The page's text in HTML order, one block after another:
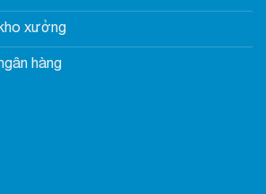
xưởng
hàng